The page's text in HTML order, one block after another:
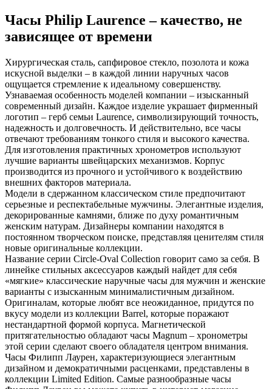
Часы Philip Laurence – качество, не
зависящее от времени
Хирургическая сталь, сапфировое стекло, позолота и кожа
искусной выделки – в каждой линии наручных часов
ощущается стремление к идеальному совершенству.
Узнаваемая особенность моделей компании – изысканный
современный дизайн. Каждое изделие украшает фирменный
логотип – герб семьи Laurence, символизирующий точность,
надежность и долговечность. И действительно, все часы
отвечают требованиям тонкого стиля и высокого качества.
Для изготовления практичных хронометров используют
лучшие варианты швейцарских механизмов. Корпус
производится из прочного и устойчивого к воздействию
внешних факторов материала.
Модели в сдержанном классическом стиле предпочитают
серьезные и респектабельные мужчины. Элегантные изделия,
декорированные камнями, ближе по духу романтичным
женским натурам. Дизайнеры компании находятся в
постоянном творческом поиске, представляя ценителям стиля
новые оригинальные коллекции.
Название серии Circle-Oval Collection говорит само за себя. В
линейке стильных аксессуаров каждый найдет для себя
«мягкие» классические наручные часы для мужчин и женские
варианты с изысканным минималистичным дизайном.
Оригиналам, которые любят все неожиданное, придутся по
вкусу модели из коллекции Barrel, которые поражают
нестандартной формой корпуса. Магнетической
притягательностью обладают часы Magnum – хронометры
этой серии сделают своего обладателя центром внимания.
Часы Филипп Лаурен, характеризующиеся элегантным
дизайном и демократичными расценками, представлены в
коллекции Limited Edition. Самые разнообразные часы